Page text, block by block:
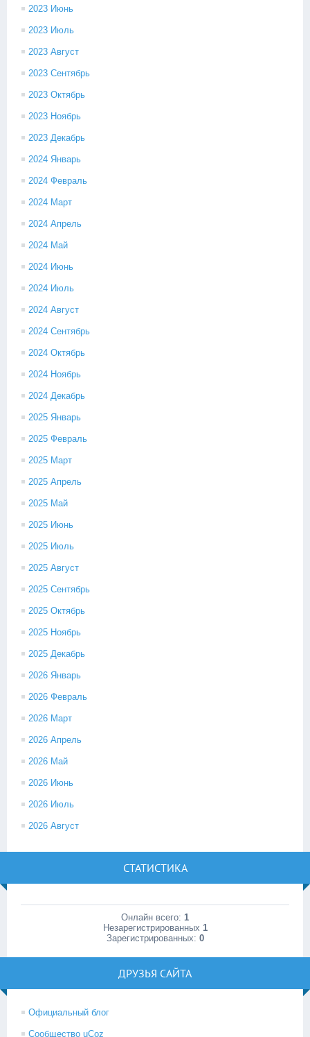
2023 Июнь
2023 Июль
2023 Август
2023 Сентябрь
2023 Октябрь
2023 Ноябрь
2023 Декабрь
2024 Январь
2024 Февраль
2024 Март
2024 Апрель
2024 Май
2024 Июнь
2024 Июль
2024 Август
2024 Сентябрь
2024 Октябрь
2024 Ноябрь
2024 Декабрь
2025 Январь
2025 Февраль
2025 Март
2025 Апрель
2025 Май
2025 Июнь
2025 Июль
2025 Август
2025 Сентябрь
2025 Октябрь
2025 Ноябрь
2025 Декабрь
2026 Январь
2026 Февраль
2026 Март
2026 Апрель
2026 Май
2026 Июнь
2026 Июль
2026 Август
СТАТИСТИКА
Онлайн всего: 1
Незарегистрированных 1
Зарегистрированных: 0
ДРУЗЬЯ САЙТА
Официальный блог
Сообщество uCoz